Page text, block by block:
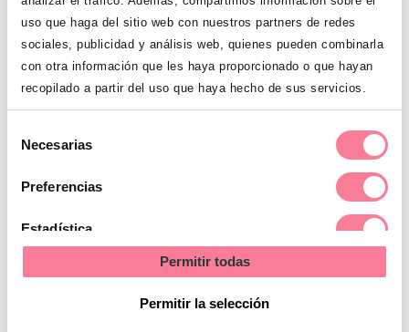
uso que haga del sitio web con nuestros partners de redes
sociales, publicidad y análisis web, quienes pueden combinarla
con otra información que les haya proporcionado o que hayan
recopilado a partir del uso que haya hecho de sus servicios.
Necesarias
Preferencias
Estadística
Permitir todas
Permitir la selección
Qué hacer si tu hijo se parte un diente